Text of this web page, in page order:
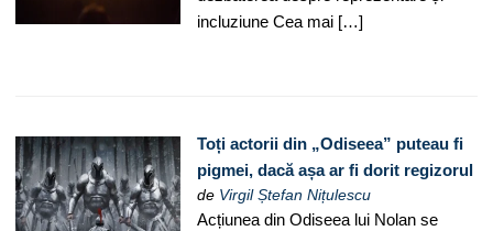
incluziune Cea mai […]
Toți actorii din „Odiseea” puteau fi
pigmei, dacă așa ar fi dorit regizorul
de Virgil Ștefan Nițulescu
Acțiunea din Odiseea lui Nolan se